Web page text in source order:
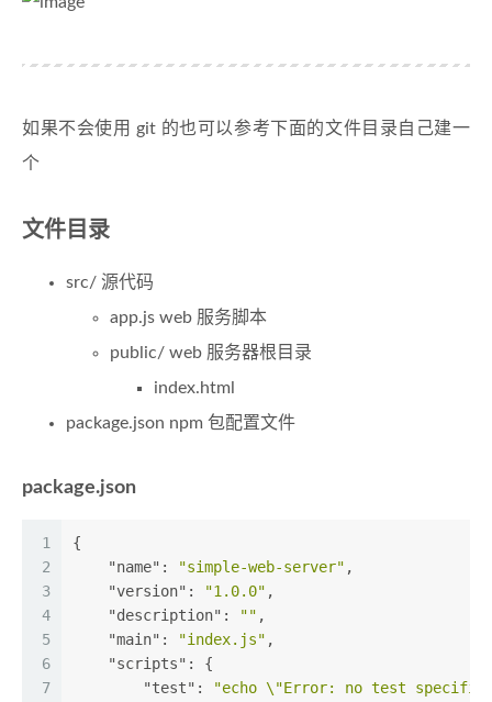
如果不会使用 git 的也可以参考下面的文件目录自己建一
个
文件目录
src/ 源代码
app.js web 服务脚本
public/ web 服务器根目录
index.html
package.json npm 包配置文件
package.json
1
2
3
4
5
6
7
{
"name" : "simple-web-server" ,
"version" : "1.0.0" ,
"description" : "" ,
"main" : "index.js" ,
"scripts" :
{
"test" :
"echo \"Error: no test